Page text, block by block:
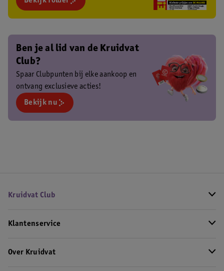
Ben je al lid van de Kruidvat
Club?
Spaar Clubpunten bij elke aankoop en
ontvang exclusieve acties!
Bekijk nu
Kruidvat Club
Klantenservice
Over Kruidvat